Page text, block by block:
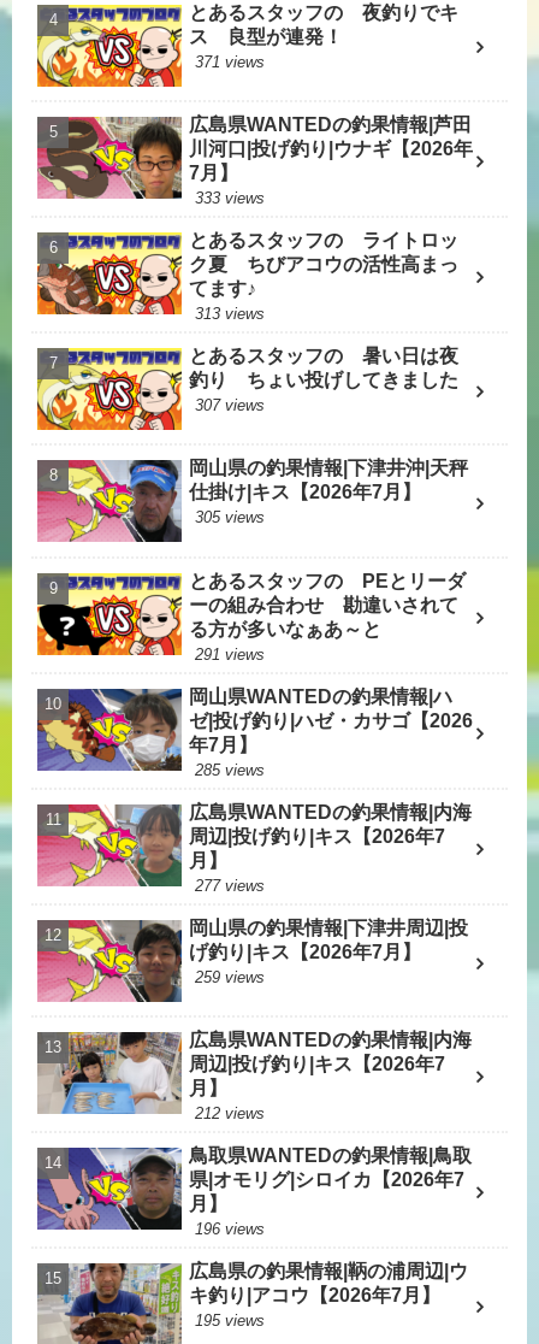
とあるスタッフの 夜釣りでキ
ス 良型が連発！
371 views
広島県WANTEDの釣果情報|芦田
川河口|投げ釣り|ウナギ【2026年
7月】
333 views
とあるスタッフの ライトロッ
ク夏 ちびアコウの活性高まっ
てます♪
313 views
とあるスタッフの 暑い日は夜
釣り ちょい投げしてきました
307 views
岡山県の釣果情報|下津井沖|天秤
仕掛け|キス【2026年7月】
305 views
とあるスタッフの PEとリーダ
ーの組み合わせ 勘違いされて
る方が多いなぁあ～と
291 views
岡山県WANTEDの釣果情報|ハ
ゼ|投げ釣り|ハゼ・カサゴ【2026
年7月】
285 views
広島県WANTEDの釣果情報|内海
周辺|投げ釣り|キス【2026年7
月】
277 views
岡山県の釣果情報|下津井周辺|投
げ釣り|キス【2026年7月】
259 views
広島県WANTEDの釣果情報|内海
周辺|投げ釣り|キス【2026年7
月】
212 views
鳥取県WANTEDの釣果情報|鳥取
県|オモリグ|シロイカ【2026年7
月】
196 views
広島県の釣果情報|鞆の浦周辺|ウ
キ釣り|アコウ【2026年7月】
195 views